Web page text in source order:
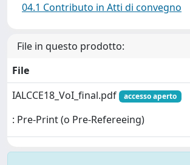
04.1 Contributo in Atti di convegno
File in questo prodotto:
File
IALCCE18_VoI_final.pdf
accesso aperto
: Pre-Print (o Pre-Refereeing)